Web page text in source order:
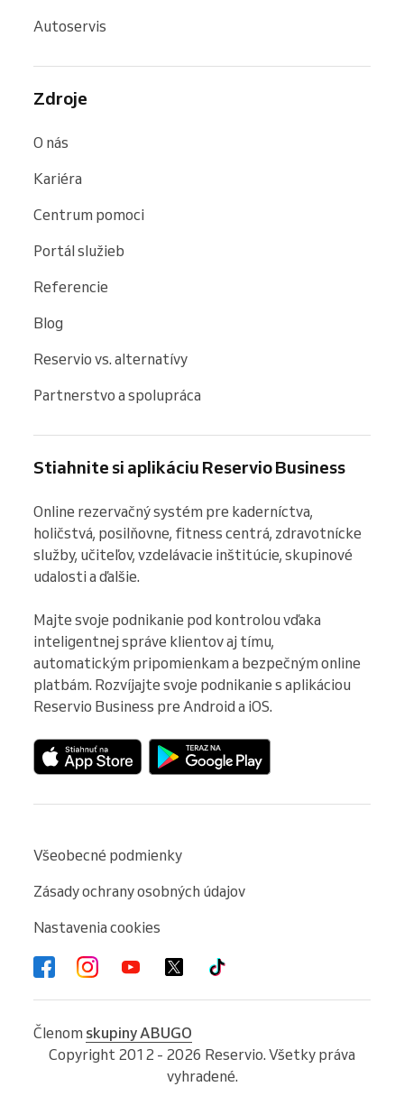
Autoservis
Zdroje
O nás
Kariéra
Centrum pomoci
Portál služieb
Referencie
Blog
Reservio vs. alternatívy
Partnerstvo a spolupráca
Stiahnite si aplikáciu Reservio Business
Online rezervačný systém pre kaderníctva,
holičstvá, posilňovne, fitness centrá, zdravotnícke
služby, učiteľov, vzdelávacie inštitúcie, skupinové
udalosti a ďalšie.
Majte svoje podnikanie pod kontrolou vďaka
inteligentnej správe klientov aj tímu,
automatickým pripomienkam a bezpečným online
platbám. Rozvíjajte svoje podnikanie s aplikáciou
Reservio Business pre Android a iOS.
Všeobecné podmienky
Zásady ochrany osobných údajov
Nastavenia cookies
Členom skupiny ABUGO
Copyright 2012 - 2026 Reservio. Všetky práva
vyhradené.